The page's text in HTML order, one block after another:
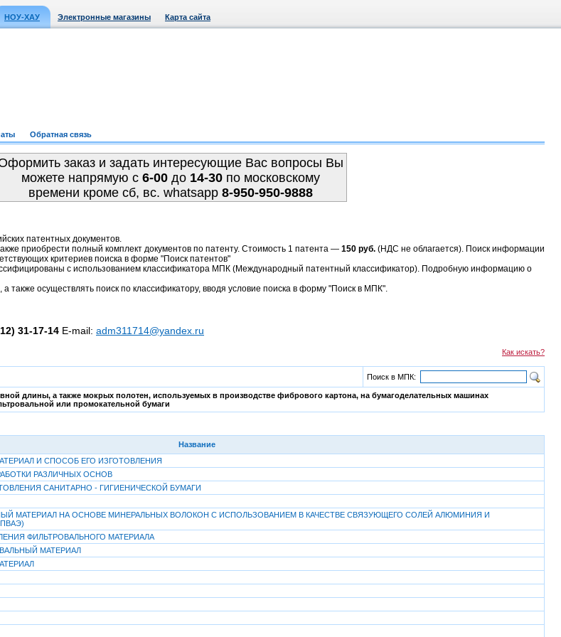
НОУ-ХАУ Электронные магазины Карта сайта
Обратная связь
заказ и задать интересующие Вас вопросы Вы
можете напрямую c 6-00до 14-30по московскому
времени кроме сб, вс. whatsapp 8-950-950-9888
патентных документов.
приобрести полный комплект документов по патенту. Стоимость 1 патента — 150 руб. (НДС не облагается). Поиск информации
критериев поиска в форме "Поиск патентов"
с использованием классификатора МПК (Международный патентный классификатор). Подробную информацию о
также осуществлять поиск по классификатору, вводя условие поиска в форму "Поиск в МПК".
31-17-14 E-mail: adm311714@yandex.ru
Как искать?
Поиск в МПК:
длины, а также мокрых полотен, используемых в производстве фибрового картона, на бумагоделательных машинах
или промокательной бумаги
Название
И СПОСОБ ЕГО ИЗГОТОВЛЕНИЯ
РАЗЛИЧНЫХ ОСНОВ
САНИТАРНО - ГИГИЕНИЧЕСКОЙ БУМАГИ
МАТЕРИАЛ НА ОСНОВЕ МИНЕРАЛЬНЫХ ВОЛОКОН С ИСПОЛЬЗОВАНИЕМ В КАЧЕСТВЕ СВЯЗУЮЩЕГО СОЛЕЙ АЛЮМИНИЯ И
ФИЛЬТРОВАЛЬНОГО МАТЕРИАЛА
МАТЕРИАЛ